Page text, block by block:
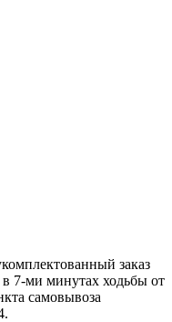
заказ
7-ми минутах ходьбы от
самовывоза